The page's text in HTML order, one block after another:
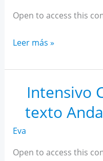
Open to access this
Curso
para
estudiantes
Leer más »
Intensivo
texto
Eva
Open to access this